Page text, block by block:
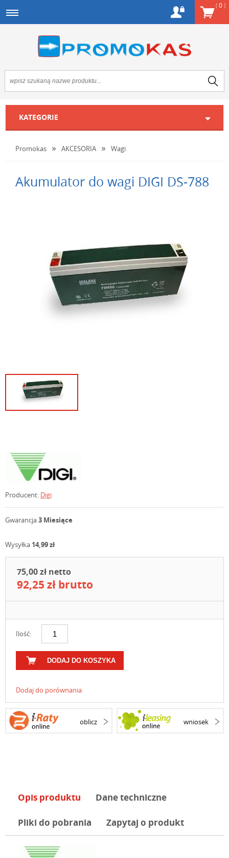
(0)
KATEGORIE
Promokas AKCESORIA Wagi
Akumulator do wagi DIGI DS-788
Producent: Digi
Gwarancja3 Miesiące
Wysyłka 14,99 zł
75,00 zł netto
92,25 zł brutto
Ilość:
DODAJ DO KOSZYKA
Dodaj do porównania
oblicz wniosek
Opis produktu Dane techniczne
Pliki do pobrania Zapytaj o produkt